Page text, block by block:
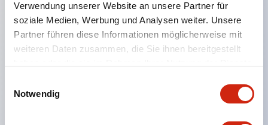
Verwendung unserer Website an unsere Partner für
soziale Medien, Werbung und Analysen weiter. Unsere
Partner führen diese Informationen möglicherweise mit
weiteren Daten zusammen, die Sie ihnen bereitgestellt
Notwendig
Finger-Schutzstruktur, Schraubklemmen und
Schutzart IP20 bieten.
LED-Lampen für Hochspannungstypen sind jetzt
LED-Lampe (LSRD-Lampe), die mit nur einer